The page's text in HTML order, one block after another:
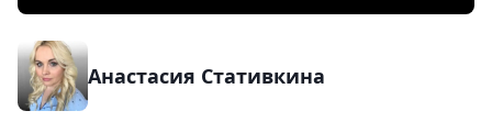
Анастасия Стативкина